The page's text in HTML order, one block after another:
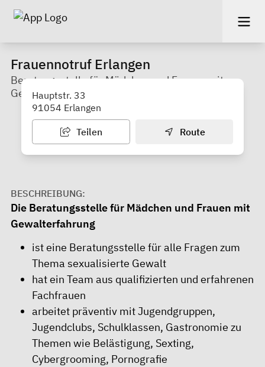
Frauennotruf Erlangen
Beratungsstelle für Mädchen und Frauen mit
Gewalterfahrung
Hauptstr. 33
91054 Erlangen
Teilen Route
BESCHREIBUNG:
Die Beratungsstelle für Mädchen und Frauen mit
Gewalterfahrung
ist eine Beratungsstelle für alle Fragen zum
Thema sexualisierte Gewalt
hat ein Team aus qualifizierten und erfahrenen
Fachfrauen
arbeitet präventiv mit Jugendgruppen,
Jugendclubs, Schulklassen, Gastronomie zu
Themen wie Belästigung, Sexting,
Cybergrooming, Pornografie